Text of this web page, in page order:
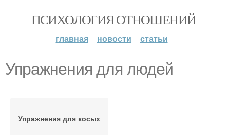
ПСИХОЛОГИЯ ОТНОШЕНИЙ
главная новости статьи
Упражнения для людей
Упражнения для косых